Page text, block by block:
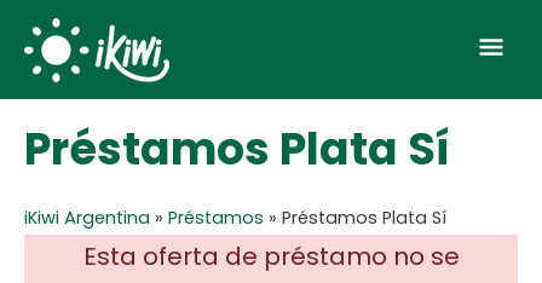
content
Préstamos Plata Sí
iKiwi Argentina » Préstamos » Préstamos Plata Sí
Esta oferta de préstamo no se